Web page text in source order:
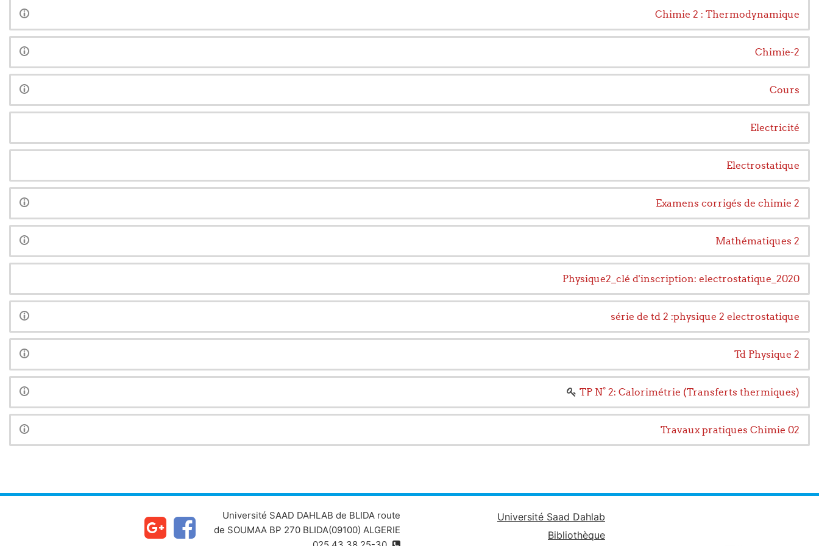
Chimie 2 : Thermodynamique
Chimie-2
Cours
Electricité
Electrostatique
Examens corrigés de chimie 2
Mathématiques 2
Physique2_clé d'inscription: electrostatique_2020
série de td 2 :physique 2 electrostatique
Td Physique 2
TP N° 2: Calorimétrie (Transferts thermiques)
Travaux pratiques Chimie 02
Université Saad Dahlab
Bibliothèque
Université SAAD DAHLAB de BLIDA route
de SOUMAA BP 270 BLIDA(09100) ALGERIE